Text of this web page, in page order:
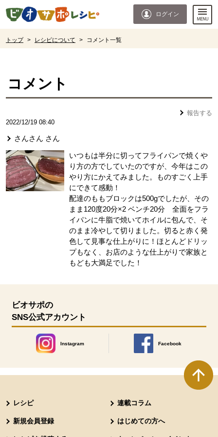
ページの先頭です。
ログイン
トップ > レシピについて > コメント一覧
コメント
報告する
2022/12/19 08:40
さんさん さん
いつもは半分に切ってフライパンで焼くや
り方の方でしていたのですが、今年はこの
やり方にかえてみました。ものすごく上手
にできて感動！
配達のももブロックは500gでしたが、その
まま120度20分×2 ベンチ20分 全面をフラ
イパンに牛脂で焼いてホイルに包んで、そ
のまま冷やして切りました。切ると赤く発
色して見事な仕上がりに！ほとんどドリッ
プもなく、お店のような仕上がりで家族と
もども大満足でした！
ビオサポの
SNS公式アカウント
Instagram
別のウィンドウで開きます。
Facebook
別のウィンドウで開きます
レシピ 連載コラム
新規会員登録 はじめての方へ